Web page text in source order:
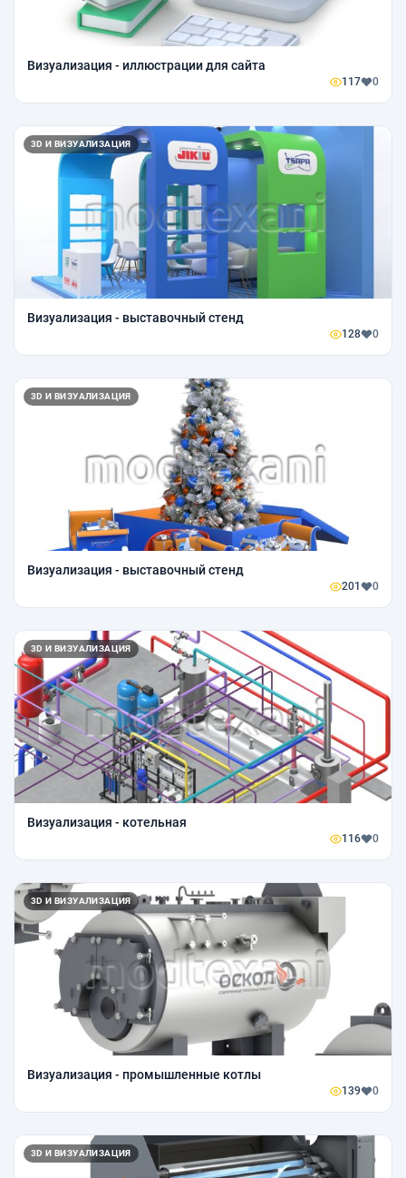
Визуализация - иллюстрации для сайта
117 0
3D И ВИЗУАЛИЗАЦИЯ
Визуализация - выставочный стенд
128 0
3D И ВИЗУАЛИЗАЦИЯ
Визуализация - выставочный стенд
201 0
3D И ВИЗУАЛИЗАЦИЯ
Визуализация - котельная
116 0
3D И ВИЗУАЛИЗАЦИЯ
Визуализация - промышленные котлы
139 0
3D И ВИЗУАЛИЗАЦИЯ